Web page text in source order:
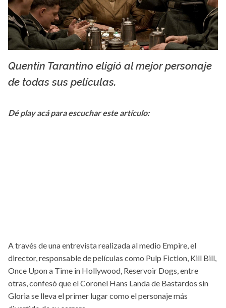
Quentin Tarantino eligió al mejor personaje
de todas sus películas.
Dé play acá para escuchar este artículo:
A través de una entrevista realizada al medio Empire, el
director, responsable de películas como Pulp Fiction, Kill Bill,
Once Upon a Time in Hollywood, Reservoir Dogs, entre
otras, confesó que el Coronel Hans Landa de Bastardos sin
Gloria se lleva el primer lugar como el personaje más